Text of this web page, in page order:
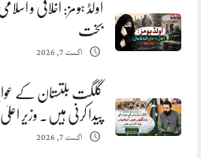
اولڈ ہومز: اخلاقی و
بخت
اگست 7, 2026
گلگت بلتستان کے
پیدا کرنی ہیں. وزیر
اگست 7, 2026